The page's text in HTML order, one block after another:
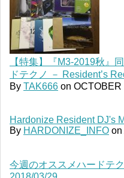
【特集】『M3-2019秋』
ドテクノ － Resident’s
By TAK666 on OCTOBER
Hardonize Resident DJ's
By HARDONIZE_INFO on
今週のオススメハードテ